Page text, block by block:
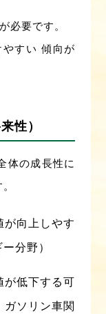
必要です。
すい 傾向が
性）
体の成長性に
が向上しやす
分野）
が低下する可
ソリン車関